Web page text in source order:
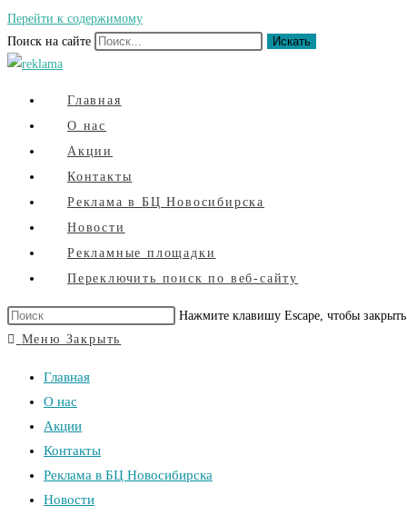
Перейти к содержимому
Поиск на сайте
Искать
Главная
О нас
Акции
Контакты
Реклама в БЦ Новосибирска
Новости
Рекламные площадки
Переключить поиск по веб-сайту
Нажмите клавишу Escape, чтобы
Меню Закрыть
Главная
О нас
Акции
Контакты
Реклама в БЦ Новосибирска
Новости